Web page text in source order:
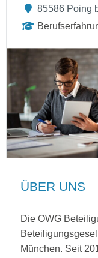
85586 Poing
ÜBER UNS
Die OWG
München. Seit